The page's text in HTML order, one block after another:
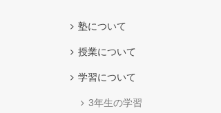
塾について
授業について
学習について
3年生の学習